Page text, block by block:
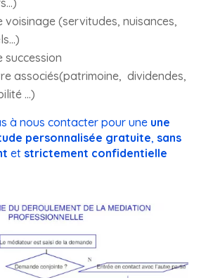
voisinage (servitudes, nuisances,
succession
associés(patrimoine, dividendes,
…)
à nous contacter pour une une
personnalisée gratuite, sans
et strictement confidentielle